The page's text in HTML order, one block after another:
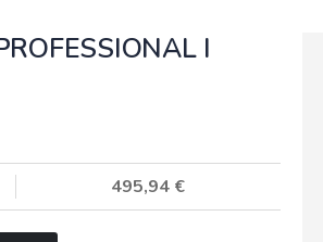
I
495,94 €